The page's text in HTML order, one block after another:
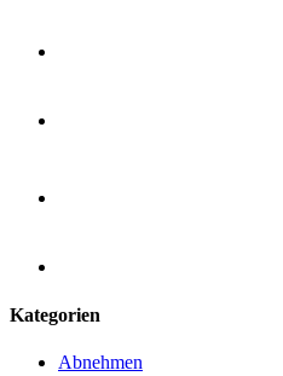
Kategorien
Abnehmen